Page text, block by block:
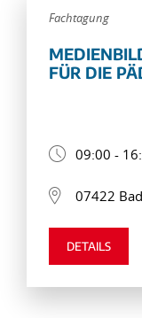
Fachtagung
FÜR DIE
09:00 -
07422
DETAILS